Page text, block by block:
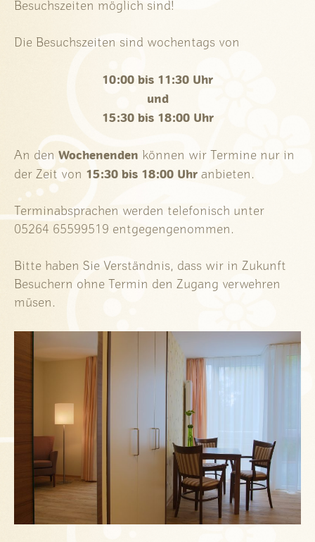
Besuchszeiten möglich sind!
Die Besuchszeiten sind wochentags von
10:00 bis 11:30 Uhr
und
15:30 bis 18:00 Uhr
An den Wochenenden können wir Termine nur in
der Zeit von 15:30 bis 18:00 Uhr anbieten.
Terminabsprachen werden telefonisch unter
05264 65599519 entgegengenommen.
Bitte haben Sie Verständnis, dass wir in Zukunft
Besuchern ohne Termin den Zugang verwehren
müsen.